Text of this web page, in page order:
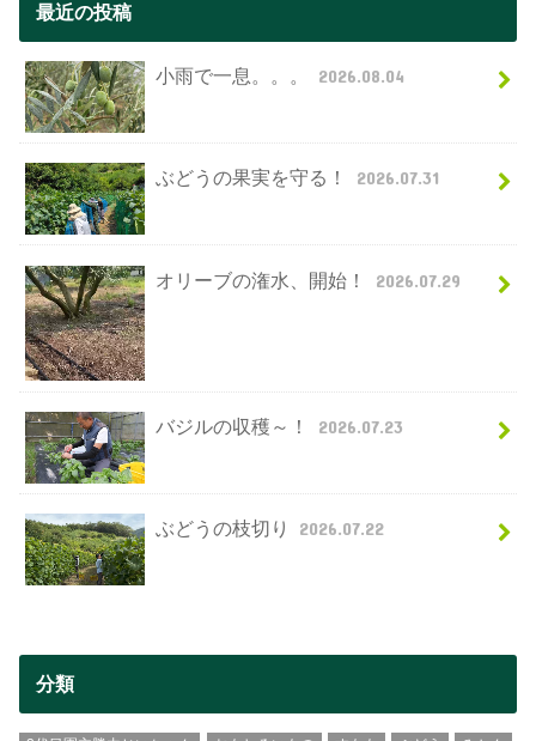
最近の投稿
小雨で一息。。。 2026.08.04
ぶどうの果実を守る！ 2026.07.31
オリーブの潅水、開始！ 2026.07.29
バジルの収穫～！ 2026.07.23
ぶどうの枝切り 2026.07.22
分類